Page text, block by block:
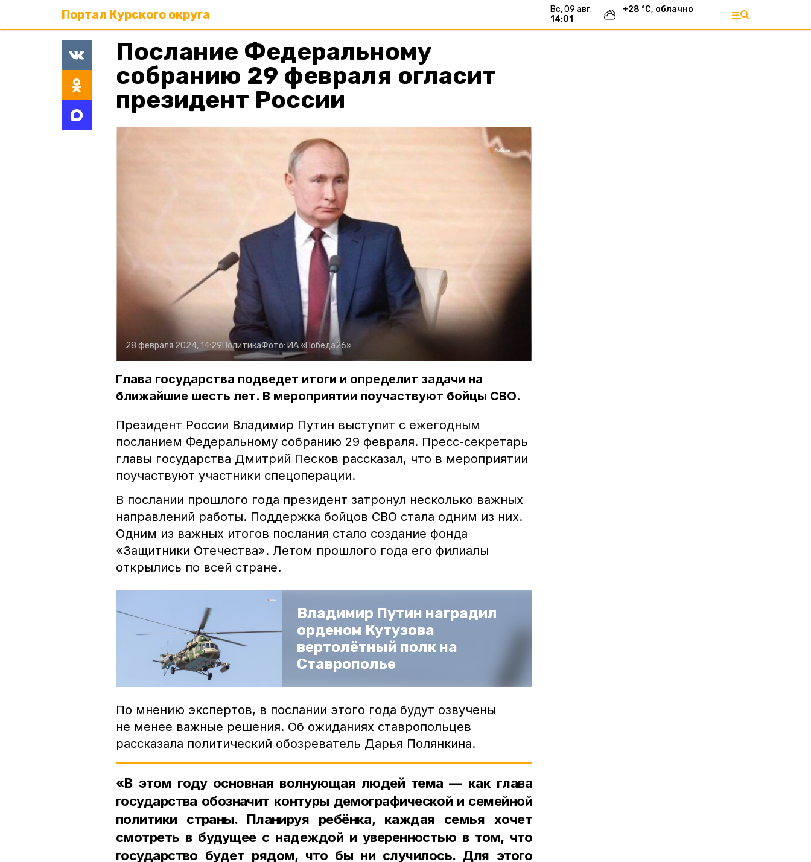
Портал Курского округа
вс, 09 авг.
14:01
+28 °С, облачно
Послание Федеральному
собранию 29 февраля огласит
президент России
28 февраля 2024, 14:29ПолитикаФото: ИА «Победа26»
Глава государства подведет итоги и определит задачи на
ближайшие шесть лет. В мероприятии поучаствуют бойцы СВО.
Президент России Владимир Путин выступит с ежегодным
посланием Федеральному собранию 29 февраля. Пресс-секретарь
главы государства Дмитрий Песков рассказал, что в мероприятии
поучаствуют участники спецоперации.
В послании прошлого года президент затронул несколько важных
направлений работы. Поддержка бойцов СВО стала одним из них.
Одним из важных итогов послания стало создание фонда
«Защитники Отечества». Летом прошлого года его филиалы
открылись по всей стране.
Владимир Путин наградил
орденом Кутузова
вертолётный полк на
Ставрополье
По мнению экспертов, в послании этого года будут озвучены
не менее важные решения. Об ожиданиях ставропольцев
рассказала политический обозреватель Дарья Полянкина.
«В этом году основная волнующая людей тема — как глава
государства обозначит контуры демографической и семейной
политики страны. Планируя ребёнка, каждая семья хочет
смотреть в будущее с надеждой и уверенностью в том, что
государство будет рядом, что бы ни случилось. Для этого